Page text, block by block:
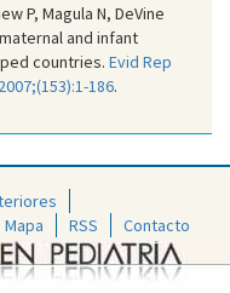
P, Magula N, DeVine
and infant
countries. Evid Rep
186.
Mapa RSS Contacto